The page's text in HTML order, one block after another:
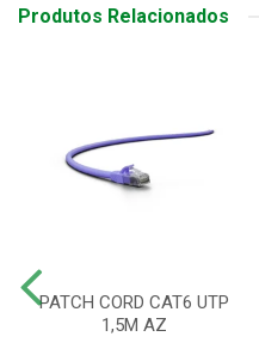
Produtos Relacionados
PATCH CORD CAT6 UTP
1,5M AZ